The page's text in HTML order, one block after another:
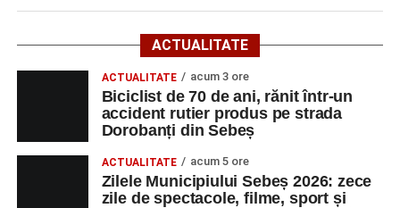
iluminatului public pe timpul nopții, în contextul
apelului la economii al Guvernului Bolojan
Organizatorii au pregătit un program variat, care îmbină
cultura locală cu muzica, artele vizuale, cinematografia,
dansul și sportul, oferind activități pentru toate categoriile
Pentru copii și tineri, festivalul propune jocuri și activități
recreative în mai multe zone ale municipiului – Răhău,
cartierul „Mihail Kogălniceanu”, Petrești și Parcul
Tineretului. Programul include spectacole pentru cei mici,
ACTUALITATE
ACTUALITATE acum 3 ore
Biciclist de 70 de ani, rănit într-un
accident rutier produs pe strada
Dorobanți din Sebeș
ACTUALITATE acum 5 ore
Zilele Municipiului Sebeș 2026: zece
zile de spectacole, filme, sport și